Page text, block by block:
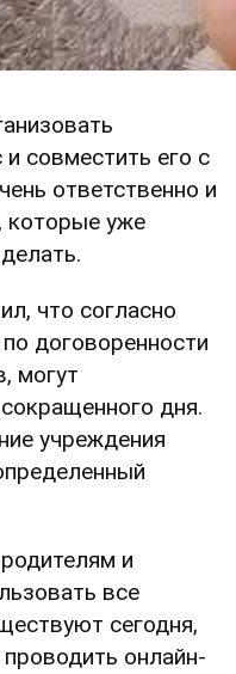
совместить его с
ответственно и
которые уже
что согласно
договоренности
могут
дня.
учреждения
и
все
сегодня,
онлайн-